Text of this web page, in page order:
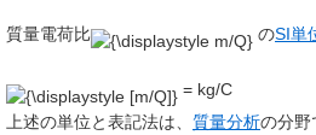
質量電荷比 のSI単
= kg/C
上述の単位と表記法は、 質量分析の分野